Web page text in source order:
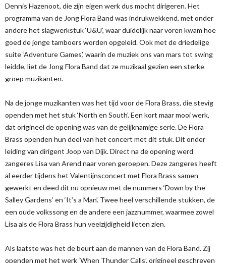
Dennis Hazenoot, die zijn eigen werk dus mocht dirigeren. Het
programma van de Jong Flora Band was indrukwekkend, met onder
andere het slagwerkstuk ‘U&U’, waar duidelijk naar voren kwam hoe
goed de jonge tamboers worden opgeleid. Ook met de driedelige
suite ‘Adventure Games’, waarin de muziek ons van mars tot swing
leidde, liet de Jong Flora Band dat ze muzikaal gezien een sterke
groep muzikanten.
Na de jonge muzikanten was het tijd voor de Flora Brass, die stevig
openden met het stuk ‘North en South’. Een kort maar mooi werk,
dat origineel de opening was van de gelijknamige serie. De Flora
Brass openden hun deel van het concert met dit stuk. Dit onder
leiding van dirigent Joop van Dijk. Direct na de opening werd
zangeres Lisa van Arend naar voren geroepen. Deze zangeres heeft
al eerder tijdens het Valentijnsconcert met Flora Brass samen
gewerkt en deed dit nu opnieuw met de nummers ‘Down by the
Salley Gardens’ en ‘It’s a Man’. Twee heel verschillende stukken, de
een oude volkssong en de andere een jazznummer, waarmee zowel
Lisa als de Flora Brass hun veelzijdigheid lieten zien.
Als laatste was het de beurt aan de mannen van de Flora Band. Zij
openden met het werk ‘When Thunder Calls’, origineel geschreven